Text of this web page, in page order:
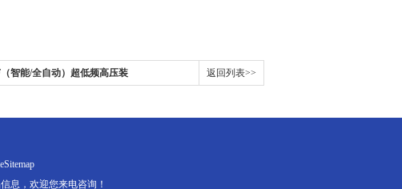
智能/全自动）超低频高压装 返回列表>>
息，欢迎您来电咨询！